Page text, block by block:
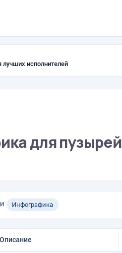
исполнителей
для пузырей
Инфографика
Описание